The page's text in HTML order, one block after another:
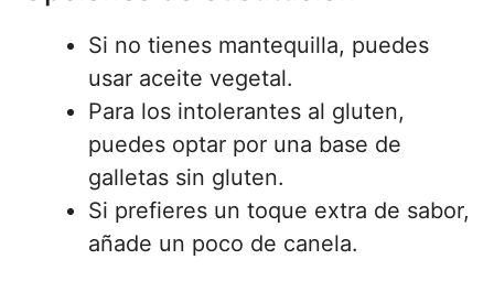
Si no tienes mantequilla, puedes
usar aceite vegetal.
Para los intolerantes al gluten,
puedes optar por una base de
galletas sin gluten.
Si prefieres un toque extra de sabor,
añade un poco de canela.